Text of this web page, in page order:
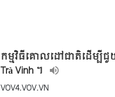
កម្មវិធីគោលដៅជាតិដើម្បីជួយ
Trà Vinh ។
VOV4.VOV.VN